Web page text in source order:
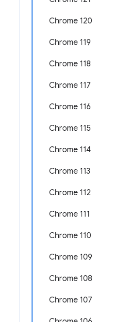
Chrome 120
Chrome 119
Chrome 118
Chrome 117
Chrome 116
Chrome 115
Chrome 114
Chrome 113
Chrome 112
Chrome 111
Chrome 110
Chrome 109
Chrome 108
Chrome 107